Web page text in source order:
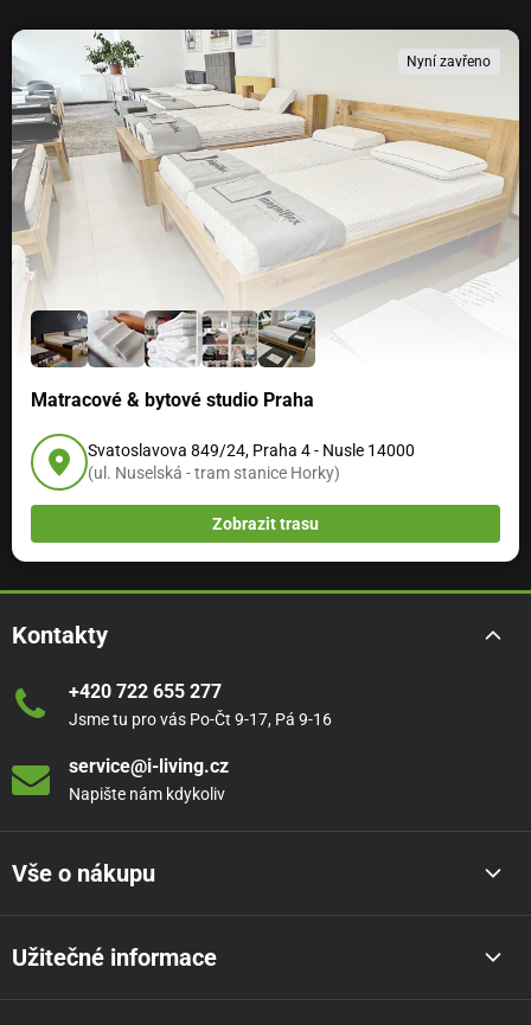
Nyní zavřeno
Matracové & bytové studio Praha
Svatoslavova 849/24, Praha 4 - Nusle 14000
(ul. Nuselská - tram stanice Horky)
Zobrazit trasu
Kontakty
+420 722 655 277
Jsme tu pro vás Po-Čt 9-17, Pá 9-16
service@i-living.cz
Napište nám kdykoliv
Vše o nákupu
Užitečné informace